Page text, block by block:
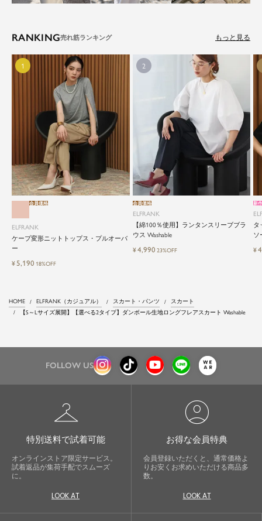
RANKING もっと見る
ELFRANK
ケープ変形ニットトップス・プルオーバ
ー
会員価格
¥5,190 18%OFF
ELFRANK
【綿100％使用】ランタンスリーブブラ
ウス Washable
会員価格
¥4,990 23%OFF
タ
ソ
新
¥
HOME ELFRANK（カジュアル） スカート・パンツ
スカート
【S～Lサイズ展開】【選べる2タイプ】ダンボール生地ロングフレアスカート Washable
FOLLOW US
checkroom
特別送料で試着可能
オンラインストア限定サービス。
試着返品が集荷手配でスムーズ
に。
LOOK AT
account_circle
お得な会員特典
会員登録いただくと、通常価格よ
りお安くお求めいただける商品多
数。
LOOK AT